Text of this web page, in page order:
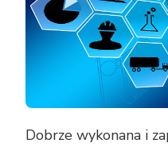
Dobrze wykonana i